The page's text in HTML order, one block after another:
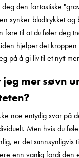
den fantastiske
synker blodtrykket og
føre til at du føler deg
hjelper det kroppen
på å gi liv til et nytt
jeg mer søvn
noe entydig svar på
Men hvis du
er det sannsynligvis
enn vanlig fordi den